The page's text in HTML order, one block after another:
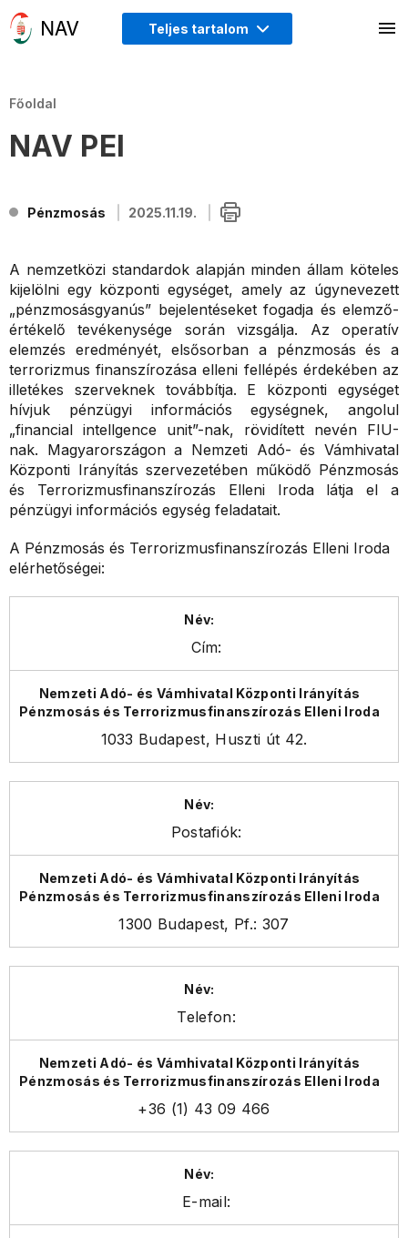
Teljes tartalom
Főoldal
NAV PEI
Pénzmosás 2025.11.19.
A nemzetközi standardok alapján minden állam köteles
kijelölni egy központi egységet, amely az úgynevezett
„pénzmosásgyanús” bejelentéseket fogadja és elemző-
értékelő tevékenysége során vizsgálja. Az operatív
elemzés eredményét, elsősorban a pénzmosás és a
terrorizmus finanszírozása elleni fellépés érdekében az
illetékes szerveknek továbbítja. E központi egységet
hívjuk pénzügyi információs egységnek, angolul
„financial intellgence unit”-nak, rövidített nevén FIU-
nak. Magyarországon a Nemzeti Adó- és Vámhivatal
Központi Irányítás szervezetében működő Pénzmosás
és Terrorizmusfinanszírozás Elleni Iroda látja el a
pénzügyi információs egység feladatait.
A Pénzmosás és Terrorizmusfinanszírozás Elleni Iroda
elérhetőségei:
Cím:
1033 Budapest, Huszti út 42.
Postafiók:
1300 Budapest, Pf.: 307
Telefon:
+36 (1) 43 09 466
E-mail: